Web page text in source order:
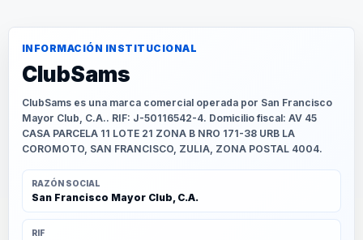
INFORMACIÓN INSTITUCIONAL
ClubSams
ClubSams es una marca comercial operada por San Francisco
Mayor Club, C.A.. RIF: J-50116542-4. Domicilio fiscal: AV 45
CASA PARCELA 11 LOTE 21 ZONA B NRO 171-38 URB LA
COROMOTO, SAN FRANCISCO, ZULIA, ZONA POSTAL 4004.
RAZÓN SOCIAL
San Francisco Mayor Club, C.A.
RIF